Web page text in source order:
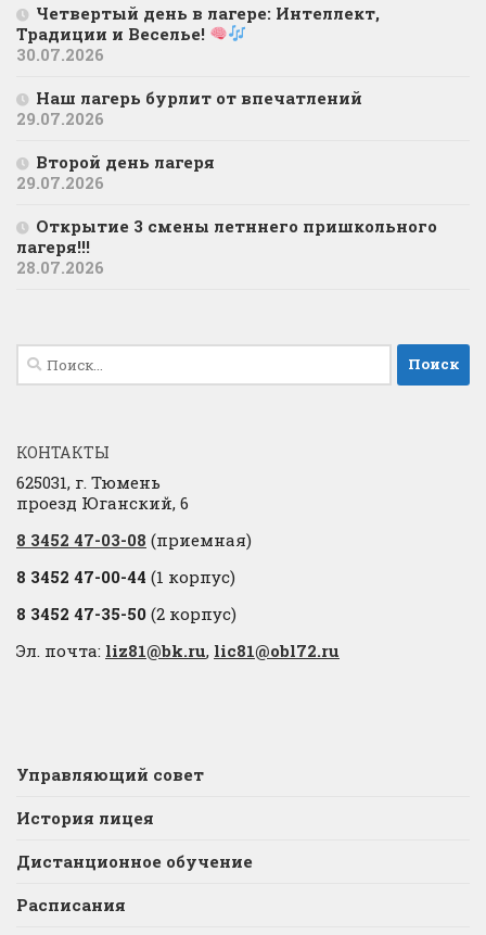
Четвертый день в лагере: Интеллект,
Традиции и Веселье!
30.07.2026
Наш лагерь бурлит от впечатлений
29.07.2026
Второй день лагеря
29.07.2026
Открытие 3 смены летннего пришкольного
лагеря!!!
28.07.2026
Найти:
КОНТАКТЫ
625031, г. Тюмень
проезд Юганский, 6
8 3452 47-03-08 (приемная)
8 3452 47-00-44 (1 корпус)
8 3452 47-35-50 (2 корпус)
Эл. почта: liz81@bk.ru, lic81@obl72.ru
Управляющий совет
История лицея
Дистанционное обучение
Расписания